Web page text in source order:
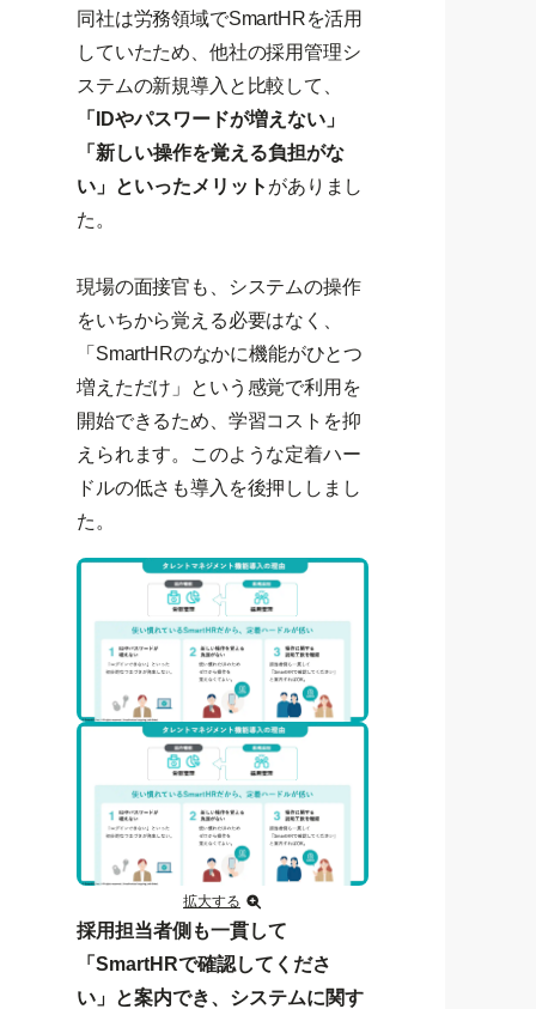
同社は労務領域でSmartHRを活用
していたため、他社の採用管理シ
ステムの新規導入と比較して、
「IDやパスワードが増えない」
「新しい操作を覚える負担がな
い」といったメリット がありまし
た。
現場の面接官も、システムの操作
をいちから覚える必要はなく、
「SmartHRのなかに機能がひとつ
増えただけ」という感覚で利用を
開始できるため、学習コストを抑
えられます。このような定着ハー
ドルの低さも導入を後押ししまし
た。
拡大する
採用担当者側も一貫して
「SmartHRで確認してくださ
い」と案内でき、システムに関す